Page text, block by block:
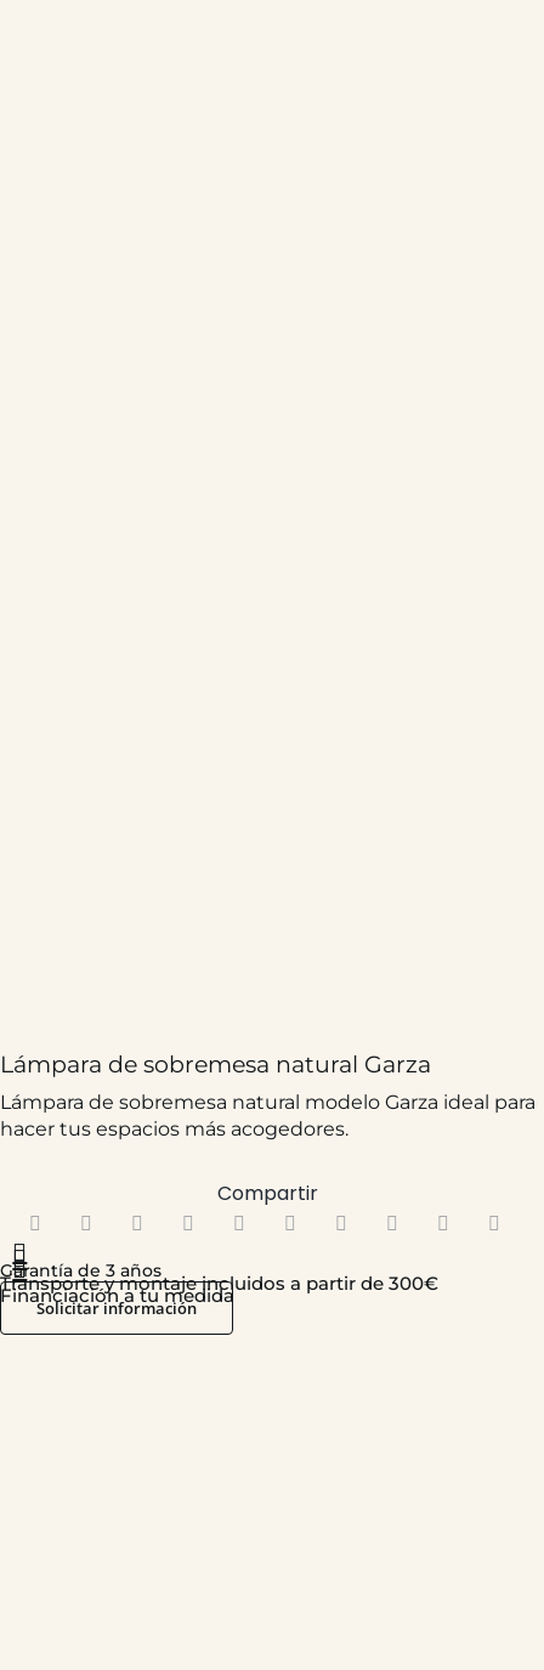
Lámpara de sobremesa natural Garza
Lámpara de sobremesa natural modelo Garza ideal para
hacer tus espacios más acogedores.
Compartir
Transporte y montaje incluidos a partir de 300€
Garantía de 3 años
Financiación a tu medida
Solicitar información